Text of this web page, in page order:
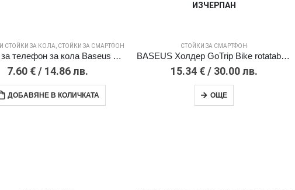
СТОЙКИ ЗА КОЛА СТОЙКИ ЗА СМАРТФОН
Стойка за телефон за кола Baseus Air Vent, за въздуховод /черна/червена/
7.60 €/ 14.86 лв.
ДОБАВЯНЕ В КОЛИЧКАТА
ИЗЧЕРПАН
СТОЙКИ ЗА СМАРТФОН
BASEUS Холдер GoTrip Bike rotatable за прикрепян (мотор/велосипед) /черен/ – C40572301111-00
15.34 €/ 30.00 лв.
ОЩЕ